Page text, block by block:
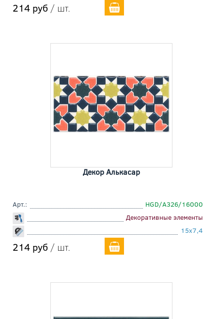
214 руб / шт.
Декор Алькасар
Арт.:
HGD/A326/16000
Декоративные элементы
15x7,4
214 руб / шт.